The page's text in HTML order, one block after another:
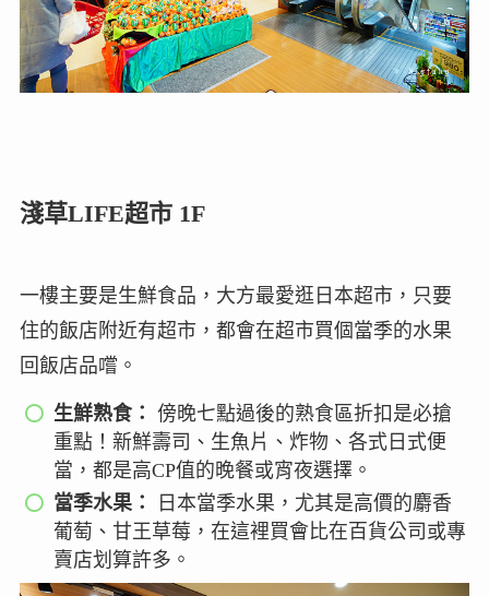
淺草LIFE超市 1F
一樓主要是生鮮食品，大方最愛逛日本超市，只要
住的飯店附近有超市，都會在超市買個當季的水果
回飯店品嚐。
生鮮熟食： 傍晚七點過後的熟食區折扣是必搶
重點！新鮮壽司、生魚片、炸物、各式日式便
當，都是高CP值的晚餐或宵夜選擇。
當季水果：
日本當季水果，尤其是高價的麝香
葡萄、甘王草莓，在這裡買會比在百貨公司或專
賣店划算許多。